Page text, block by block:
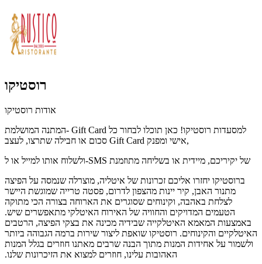
רוסטיקו
אודות רוסטיקו
המתנה המושלמת- Gift Card למסעדות רוסטיקו! כאן תוכלו לבחור כל
סכום או חבילה שתרצו, לעצב Gift Card אישי ומפנק,
ולשלוח אותו למייל או ל-SMS של יקיריכם, מיידית או בשליחה מתוזמנת
ברוסטיקו יחזרו אליכם זכרונות של איטליה, מוצרלה שנמסה על הפיצה
מתנור האבן, קיר יינות מהצפון לדרום, פסטה טרייה שמוגשת היישר
לצלחת באהבה, וקינוחים שסוגרים את הארוחה בצורה הכי מתוקה
שיש. הטעמים המדויקים והחוויה של האירוח האיטלקי מתאפשרים
באמצעות המאמא האיטלקייה שבידיה מכינה את בצקי הפיצה, הרטבים
האיטלקיים והקינוחים. רוסטיקו שואפת ליצור שירות ברמה הגבוהה ביותר
ולשמור על אחידות המנות מתוך הבנה שרבים מאתנו חוזרים בגלל המנות
האהובות עלינו, חוזרים למצוא את הזיכרונות שלנו.